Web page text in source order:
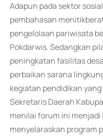
Adapun pada sektor
pembahasan
pengelolaan pariwisata
Pokdarwis. Sedangkan
peningkatan fasilitas
perbaikan sarana
kegiatan pendidikan
Sekretaris Daerah
menilai forum ini
menyelaraskan program